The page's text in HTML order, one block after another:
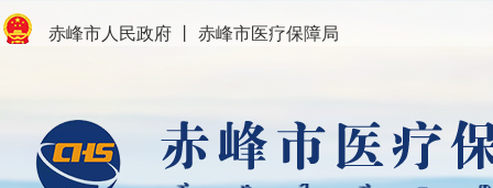
赤峰市人民政府 赤峰市医疗保障局